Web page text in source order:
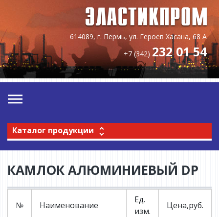
614089, г. Пермь, ул. Героев Хасана, 68 А
+7 (342) 232 01 54
Каталог продукции
КАМЛОК АЛЮМИНИЕВЫЙ DP
№ Наименование
Ед.
изм.
Цена,руб.